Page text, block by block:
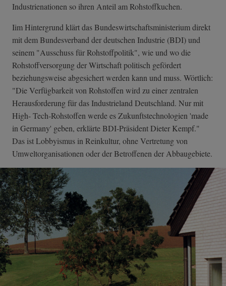
Industrienationen so ihren Anteil am Rohstoffkuchen.
Iim Hintergrund klärt das Bundeswirtschaftsministerium direkt
mit dem Bundesverband der deutschen Industrie (BDI) und
seinem "Ausschuss für Rohstoffpolitik", wie und wo die
Rohstoffversorgung der Wirtschaft politisch gefördert
beziehungsweise abgesichert werden kann und muss. Wörtlich:
"Die Verfügbarkeit von Rohstoffen wird zu einer zentralen
Herausforderung für das Industrieland Deutschland. Nur mit
High- Tech-Rohstoffen werde es Zukunftstechnologien 'made
in Germany' geben, erklärte BDI-Präsident Dieter Kempf."
Das ist Lobbyismus in Reinkultur, ohne Vertretung von
Umweltorganisationen oder der Betroffenen der Abbaugebiete.